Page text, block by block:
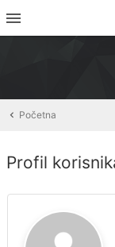
Početna
Profil